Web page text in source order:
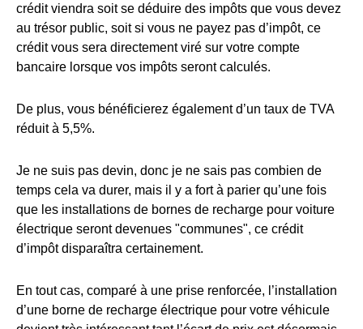
crédit viendra soit se déduire des impôts que vous devez
au trésor public, soit si vous ne payez pas d’impôt, ce
crédit vous sera directement viré sur votre compte
bancaire lorsque vos impôts seront calculés.
De plus, vous bénéficierez également d’un taux de TVA
réduit à 5,5%.
Je ne suis pas devin, donc je ne sais pas combien de
temps cela va durer, mais il y a fort à parier qu’une fois
que les installations de bornes de recharge pour voiture
électrique seront devenues "communes", ce crédit
d’impôt disparaîtra certainement.
En tout cas, comparé à une prise renforcée, l’installation
d’une borne de recharge électrique pour votre véhicule